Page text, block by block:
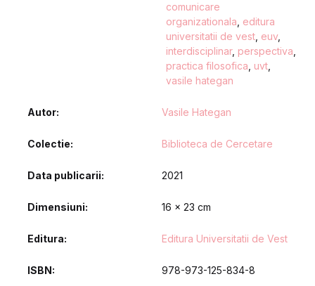
comunicare
organizationala editura
universitatii de vest euv,
interdisciplinar, perspectiva
practica filosofica uvt
vasile hategan
Autor Vasile Hategan
Colectie Biblioteca de Cercetare
Data publicarii 2021
Dimensiuni 16 x 23 cm
Editura Editura Universitatii de Vest
ISBN 978-973-125-834-8